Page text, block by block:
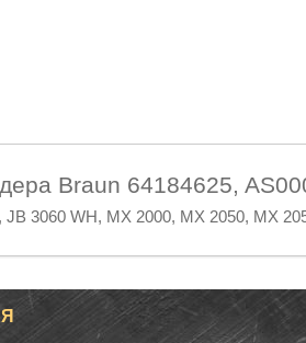
Braun 64184625,
3060 WH, MX 2000, MX 2050, MX